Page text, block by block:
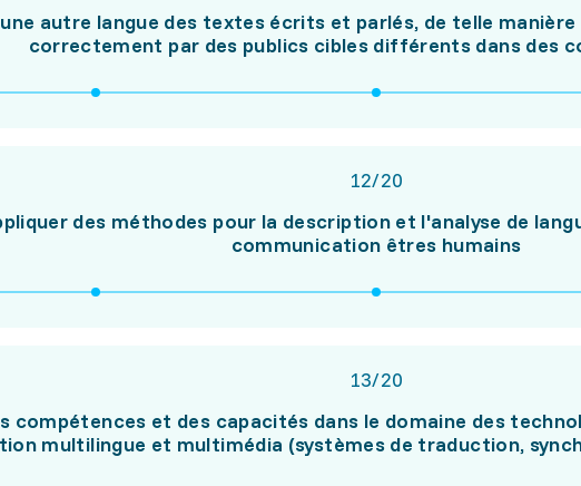
autre langue des textes écrits et parlés, de telle
correctement par des publics cibles différents dans des
12/20
des méthodes pour la description et l'analyse de
communication êtres humains
13/20
compétences et des capacités dans le domaine des
multilingue et multimédia (systèmes de traduction,